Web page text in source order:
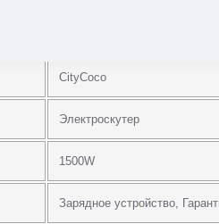
CityCoco
Электроскутер
1500W
Зарядное устройство,